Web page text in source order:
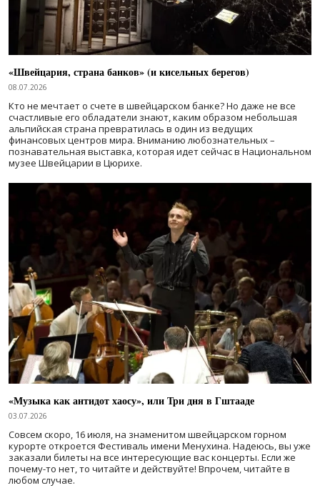
«Швейцария, страна банков» (и кисельных берегов)
08.07.2026
Кто не мечтает о счете в швейцарском банке? Но даже не все
счастливые его обладатели знают, каким образом небольшая
альпийская страна превратилась в один из ведущих
финансовых центров мира. Вниманию любознательных –
познавательная выставка, которая идет сейчас в Национальном
музее Швейцарии в Цюрихе.
«Музыка как антидот хаосу», или Три дня в Гштааде
03.07.2026
Совсем скоро, 16 июля, на знаменитом швейцарском горном
курорте откроется Фестиваль имени Менухина. Надеюсь, вы уже
заказали билеты на все интересующие вас концерты. Если же
почему-то нет, то читайте и действуйте! Впрочем, читайте в
любом случае.